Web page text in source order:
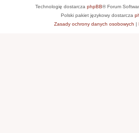
Technologię dostarcza phpBB® Forum
Polski pakiet językowy dostarcza
Zasady ochrony danych osobowych |